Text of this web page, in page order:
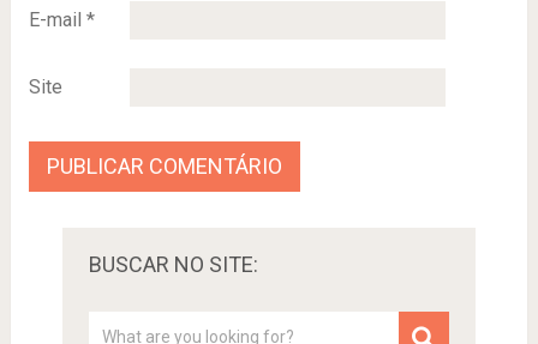
E-mail *
Site
BUSCAR NO SITE: